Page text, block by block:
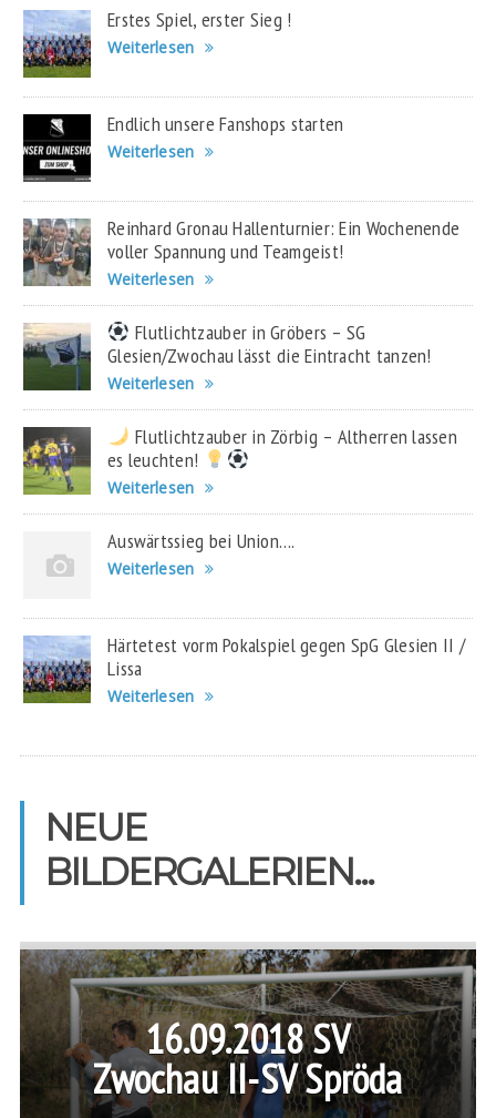
Erstes Spiel, erster Sieg !
Weiterlesen
Endlich unsere Fanshops starten
Weiterlesen
Reinhard Gronau Hallenturnier: Ein Wochenende
voller Spannung und Teamgeist!
Weiterlesen
Flutlichtzauber in Gröbers – SG
Glesien/Zwochau lässt die Eintracht tanzen!
Weiterlesen
Flutlichtzauber in Zörbig – Altherren lassen
es leuchten!
Weiterlesen
Auswärtssieg bei Union….
Weiterlesen
Härtetest vorm Pokalspiel gegen SpG Glesien II /
Lissa
Weiterlesen
NEUE
BILDERGALERIEN...
16.09.2018 SV
Zwochau II-SV Spröda